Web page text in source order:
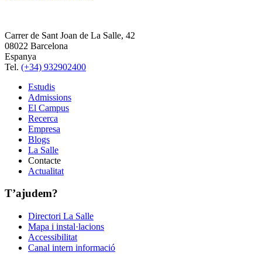
Carrer de Sant Joan de La Salle, 42
08022 Barcelona
Espanya
Tel. (+34) 932902400
Estudis
Admissions
El Campus
Recerca
Empresa
Blogs
La Salle
Contacte
Actualitat
T’ajudem?
Directori La Salle
Mapa i instal·lacions
Accessibilitat
Canal intern informació